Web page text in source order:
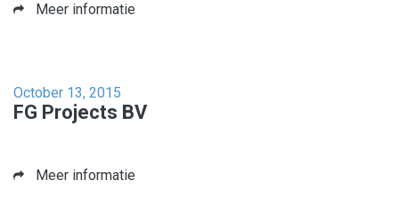
Meer informatie
October 13, 2015
FG Projects BV
Meer informatie